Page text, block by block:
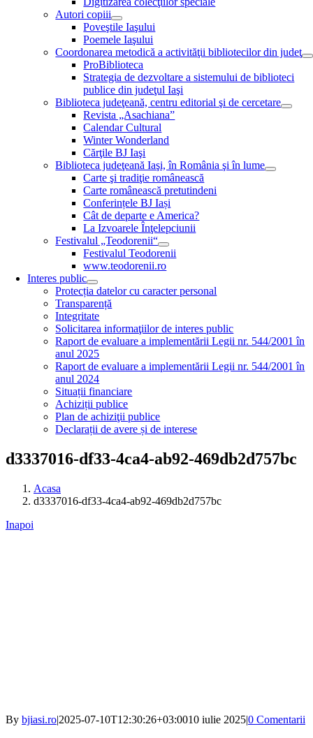
Autori copiii
Poveştile Iaşului
Poemele Iaşului
Coordonarea metodică a activităţii bibliotecilor din judeţ
ProBiblioteca
Strategia de dezvoltare a sistemului de biblioteci
publice din judeţul Iaşi
Biblioteca judeţeană, centru editorial şi de cercetare
Revista „Asachiana”
Calendar Cultural
Winter Wonderland
Cărţile BJ Iaşi
Biblioteca judeţeană Iaşi, în România şi în lume
Carte şi tradiţie românească
Carte românească pretutindeni
Conferințele BJ Iași
Cât de departe e America?
La Izvoarele Înţelepciunii
Festivalul „Teodorenii“
Festivalul Teodorenii
www.teodorenii.ro
Interes public
Protecția datelor cu caracter personal
Transparență
Integritate
Solicitarea informaţiilor de interes public
Raport de evaluare a implementării Legii nr. 544/2001 în
anul 2025
Raport de evaluare a implementării Legii nr. 544/2001 în
anul 2024
Situații financiare
Achiziții publice
Plan de achiziţii publice
Declarații de avere și de interese
d3337016-df33-4ca4-ab92-469db2d757bc
Acasa
d3337016-df33-4ca4-ab92-469db2d757bc
Inapoi
By bjiasi.ro|2025-07-10T12:30:26+03:0010 iulie 2025|0 Comentarii